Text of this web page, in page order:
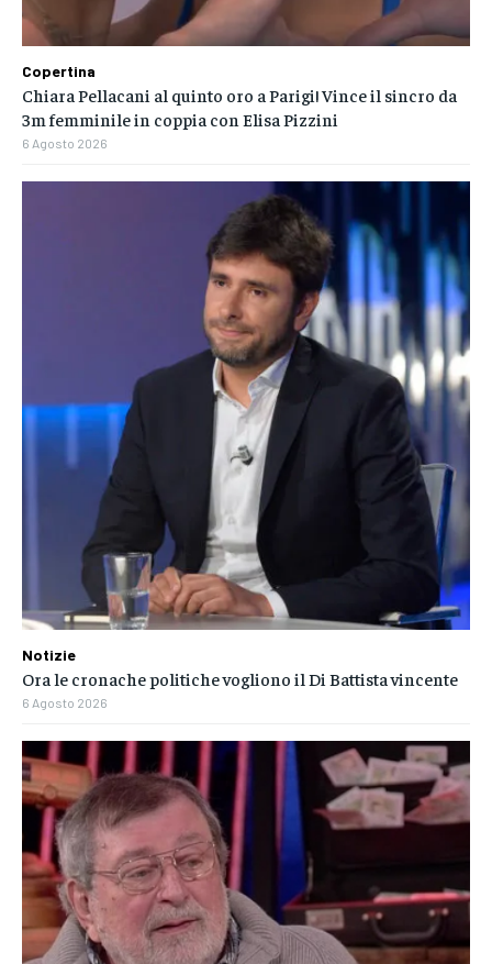
Copertina
Chiara Pellacani al quinto oro a Parigi! Vince il sincro da
3m femminile in coppia con Elisa Pizzini
6 Agosto 2026
Notizie
Ora le cronache politiche vogliono il Di Battista vincente
6 Agosto 2026